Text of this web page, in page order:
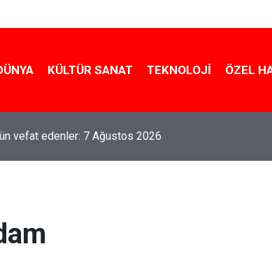
KÜLTÜR SANAT TEKNOLOJI ÖZEL
vefat edenler: 7 Ağustos 2026